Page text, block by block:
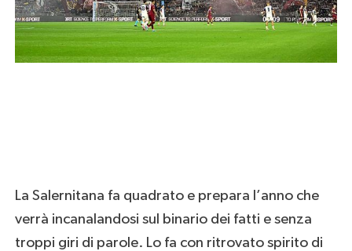
La Salernitana fa quadrato e prepara l’anno che
verrà incanalandosi sul binario dei fatti e senza
troppi giri di parole. Lo fa con ritrovato spirito di